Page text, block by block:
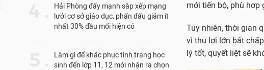
Hải Phòng đẩy mạnh sắp xếp mạng
lưới cơ sở giáo dục, phấn đấu giảm ít
nhất 30% đầu mối hiện có
Làm gì để khắc phục tình trạng học
sinh đến lớp 11, 12 mới nhận ra chọn
mới tiến bộ, phù hợp
Tuy nhiên, thời gian
vì thu lợi lớn bất
lý tốt, quyết liệt sẽ